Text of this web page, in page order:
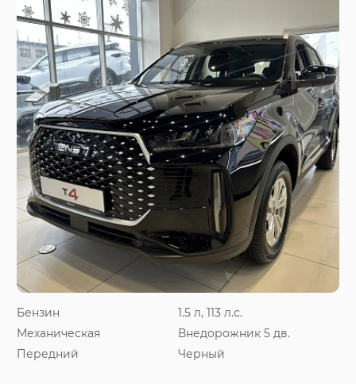
Бензин
1.5 л, 113 л.с.
Механическая
Внедорожник 5 дв.
Передний
Черный